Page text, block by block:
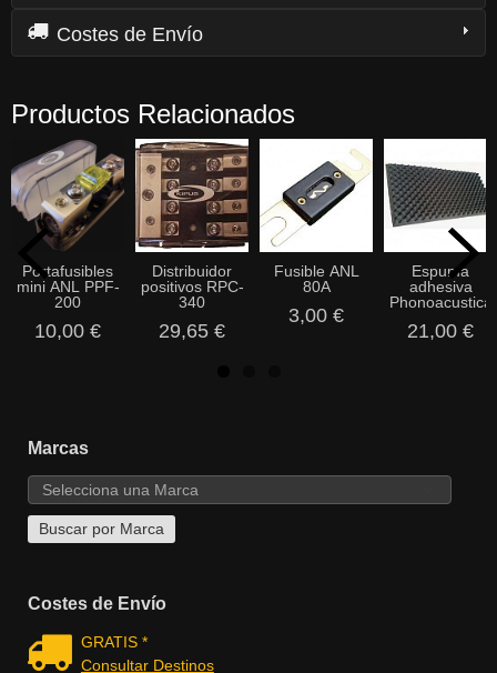
Marcas
Costes de Envío
GRATIS *
Consultar Destinos
Costes de Envío
Productos Relacionados
Portafusibles
mini ANL PPF-
200
10,00 €
Distribuidor
positivos RPC-
340
29,65 €
Fusible ANL
80A
3,00 €
Espuma
adhesiva
Phonoacustica
21,00 €